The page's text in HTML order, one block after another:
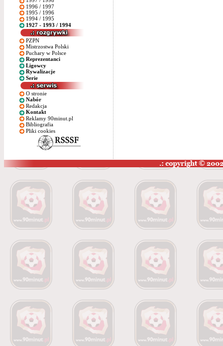
1996 / 1997
1995 / 1996
1994 / 1995
1927 - 1993 / 1994
PZPN
Mistrzostwa Polski
Puchary w Polsce
Reprezentanci
Ligowcy
Rywalizacje
Serie
O stronie
Nabór
Redakcja
Kontakt
Reklamy 90minut.pl
Bibliografia
Pliki cookies